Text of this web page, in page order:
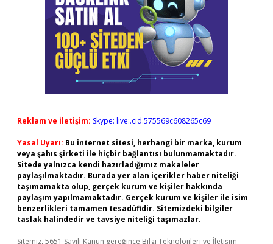
Reklam ve İletişim: Skype: live:.cid.575569c608265c69
Yasal Uyarı: Bu internet sitesi, herhangi bir marka, kurum
veya şahıs şirketi ile hiçbir bağlantısı bulunmamaktadır.
Sitede yalnızca kendi hazırladığımız makaleler
paylaşılmaktadır. Burada yer alan içerikler haber niteliği
taşımamakta olup, gerçek kurum ve kişiler hakkında
paylaşım yapılmamaktadır. Gerçek kurum ve kişiler ile isim
benzerlikleri tamamen tesadüfidir. Sitemizdeki bilgiler
taslak halindedir ve tavsiye niteliği taşımazlar.
Sitemiz, 5651 Sayılı Kanun gereğince Bilgi Teknolojileri ve İletişim